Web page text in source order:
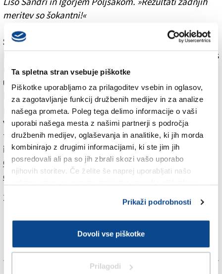
Ta spletna stran vsebuje piškotke
Piškotke uporabljamo za prilagoditev vsebin in oglasov,
za zagotavljanje funkcij družbenih medijev in za analize
našega prometa. Poleg tega delimo informacije o vaši
uporabi našega mesta z našimi partnerji s področja
družbenih medijev, oglaševanja in analitike, ki jih morda
kombinirajo z drugimi informacijami, ki ste jim jih
posredovali ali pa so jih zbrali skozi vašo uporabo
njihovih storitev. Če želite še naprej uporabljati našo
Prikaži podrobnosti
Dovoli vse piškotke
Prilagodi
meritev so šokantni!«
Šokantni zakaj?
Definitivno nekaj podobnega nisem pričakovala. In res
ne vem, kaj bi rekla. Prihodnji teden bo še zadnje
uradno tehtanje. Mislim, da bodo tudi bralci ostali
brez besed. Nič ne bom še anticipirala. Zadnje
poročilo boste lahko brali v soboto, 7. aprila, ko bomo
v strani RekreAkcija v Primorskem dnevniku objavili
tudi fotografije konkurentov. Objavili bomo tiste
izpred začetka akcije in zdajšnje, sveže.
Celotni pogovor z Gino Lazarević lahko preberete v
današnjem (sobotnem) Primorskem dnevniku.
Za branje in pisanje komentarjevje potrebna prijava